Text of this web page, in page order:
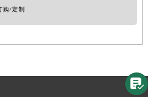
购/定制
